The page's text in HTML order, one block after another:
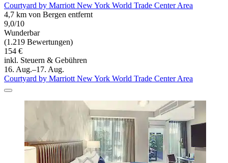
Courtyard by Marriott New York World Trade Center Area
4,7 km von Bergen entfernt
9,0/10
Wunderbar
(1.219 Bewertungen)
154 €
inkl. Steuern & Gebühren
16. Aug.–17. Aug.
Courtyard by Marriott New York World Trade Center Area